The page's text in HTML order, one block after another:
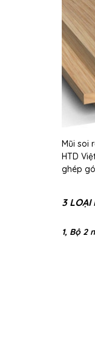
Mũi soi
HTD
ghép
3 LOẠI
1, Bộ 2